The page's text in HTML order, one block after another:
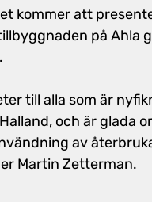
kommer att
på Ahla
till alla som är
och är glada
av
Martin Zetterman.